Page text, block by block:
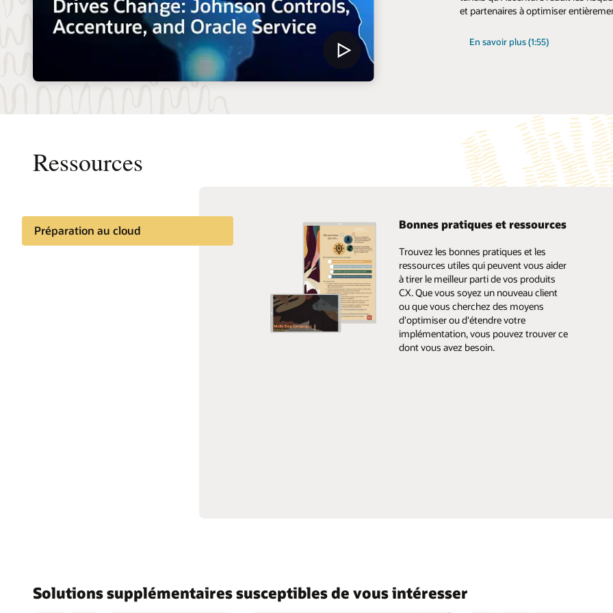
et partenaires à optimiser
En savoir plus (1:55)
Ressources
Préparation au cloud Bonnes pratiques et ressources
Trouvez les bonnes pratiques et les
ressources utiles qui peuvent vous aider
à tirer le meilleur parti de vos produits
CX. Que vous soyez un nouveau client
ou que vous cherchez des moyens
d'optimiser ou d'étendre votre
implémentation, vous pouvez trouver ce
dont vous avez besoin.
Solutions supplémentaires susceptibles de vous intéresser